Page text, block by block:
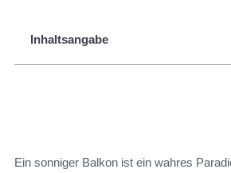
Inhaltsangabe
Ein sonniger Balkon ist ein wahres